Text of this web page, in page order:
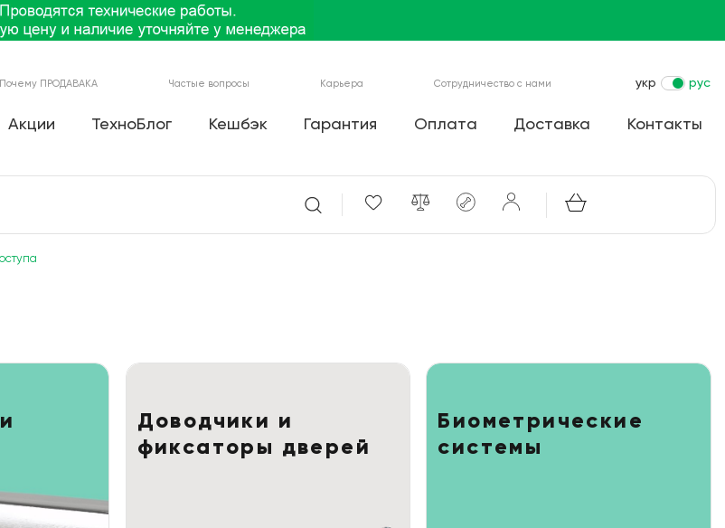
Почему ПРОДАВАКА Частые вопросы Карьера Сотрудничество с нами укр рус
Акции ТехноБлог Кешбэк Гарантия Оплата Доставка Контакты
Доводчики и
фиксаторы дверей
Биометрические
системы